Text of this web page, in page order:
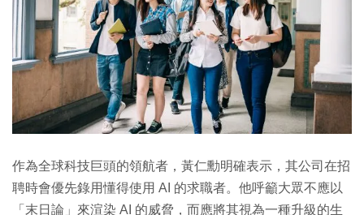
作為全球科技巨頭的領航者，黃仁勳明確表示，其公司在招
聘時會優先錄用懂得使用 AI 的求職者。他呼籲大眾不應以
「末日論」來渲染 AI 的威脅，而應將其視為一種升級的生